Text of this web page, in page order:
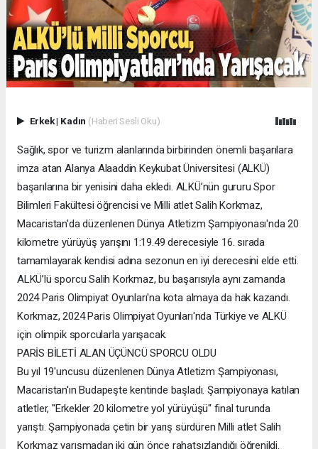
Erkek| Kadın (Haberi Sesli Oku)
Sağlık, spor ve turizm alanlarında birbirinden önemli başarılara
imza atan Alanya Alaaddin Keykubat Üniversitesi (ALKÜ)
başarılarına bir yenisini daha ekledi. ALKÜ’nün gururu Spor
Bilimleri Fakültesi öğrencisi ve Milli atlet Salih Korkmaz,
Macaristan'da düzenlenen Dünya Atletizm Şampiyonası'nda 20
kilometre yürüyüş yarışını 1:19.49 derecesiyle 16. sırada
tamamlayarak kendisi adına sezonun en iyi derecesini elde etti.
ALKÜ’lü sporcu Salih Korkmaz, bu başarısıyla aynı zamanda
2024 Paris Olimpiyat Oyunları'na kota almaya da hak kazandı.
Korkmaz, 2024 Paris Olimpiyat Oyunları'nda Türkiye ve ALKÜ
için olimpik sporcularla yarışacak.
PARİS BİLETİ ALAN ÜÇÜNCÜ SPORCU OLDU
Bu yıl 19'uncusu düzenlenen Dünya Atletizm Şampiyonası,
Macaristan'ın Budapeşte kentinde başladı. Şampiyonaya katılan
atletler, ''Erkekler 20 kilometre yol yürüyüşü'' final turunda
yarıştı. Şampiyonada çetin bir yarış sürdüren Milli atlet Salih
Korkmaz yarışmadan iki gün önce rahatsızlandığı öğrenildi.